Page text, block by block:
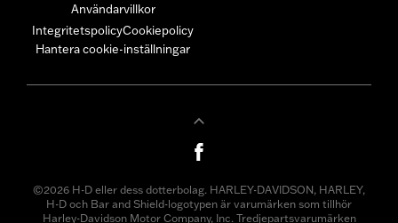
Användarvillkor
IntegritetspolicyCookiepolicy
Hantera cookie-inställningar
©2026 H-D eller dess dotterbolag. HARLEY-DAVIDSON, HARLEY,
H-D och Bar and Shield-logotypen är varumärken som tillhör
Harley-Davidson Motor Company, Inc. Tredjepartsvarumärken